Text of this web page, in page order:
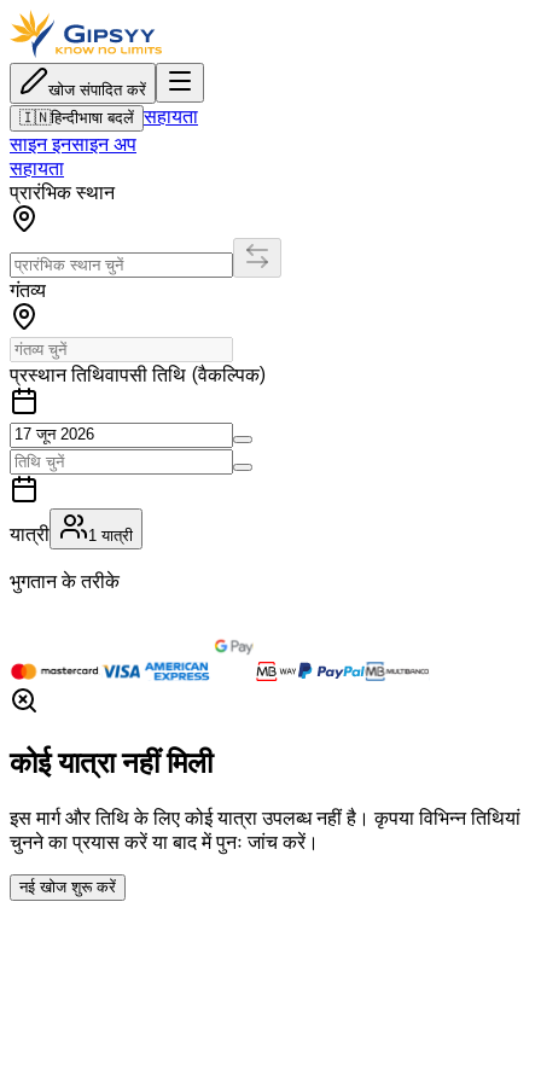
खोज संपादित करें
🇮🇳हिन्दीभाषा बदलें सहायता
साइन इनसाइन अप
सहायता
प्रारंभिक स्थान
गंतव्य
प्रस्थान तिथिवापसी तिथि (वैकल्पिक)
यात्री 1 यात्री
भुगतान के तरीके
कोई यात्रा नहीं मिली
इस मार्ग और तिथि के लिए कोई यात्रा उपलब्ध नहीं है। कृपया विभिन्न तिथियां
चुनने का प्रयास करें या बाद में पुनः जांच करें।
नई खोज शुरू करें